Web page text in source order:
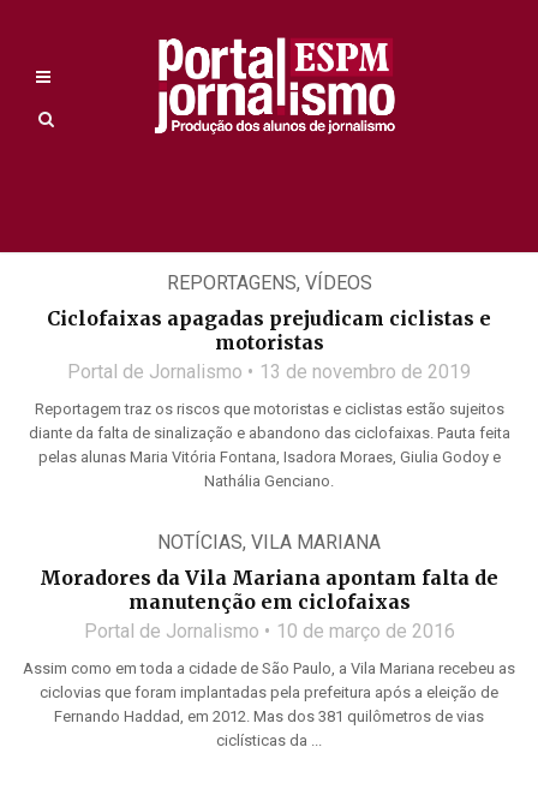
REPORTAGENS, VÍDEOS
Ciclofaixas apagadas prejudicam ciclistas e
motoristas
Portal de Jornalismo 13 de novembro de 2019
Reportagem traz os riscos que motoristas e ciclistas estão sujeitos
diante da falta de sinalização e abandono das ciclofaixas. Pauta feita
pelas alunas Maria Vitória Fontana, Isadora Moraes, Giulia Godoy e
Nathália Genciano.
NOTÍCIAS, VILA MARIANA
Moradores da Vila Mariana apontam falta de
manutenção em ciclofaixas
Portal de Jornalismo 10 de março de 2016
Assim como em toda a cidade de São Paulo, a Vila Mariana recebeu as
ciclovias que foram implantadas pela prefeitura após a eleição de
Fernando Haddad, em 2012. Mas dos 381 quilômetros de vias
ciclísticas da ...